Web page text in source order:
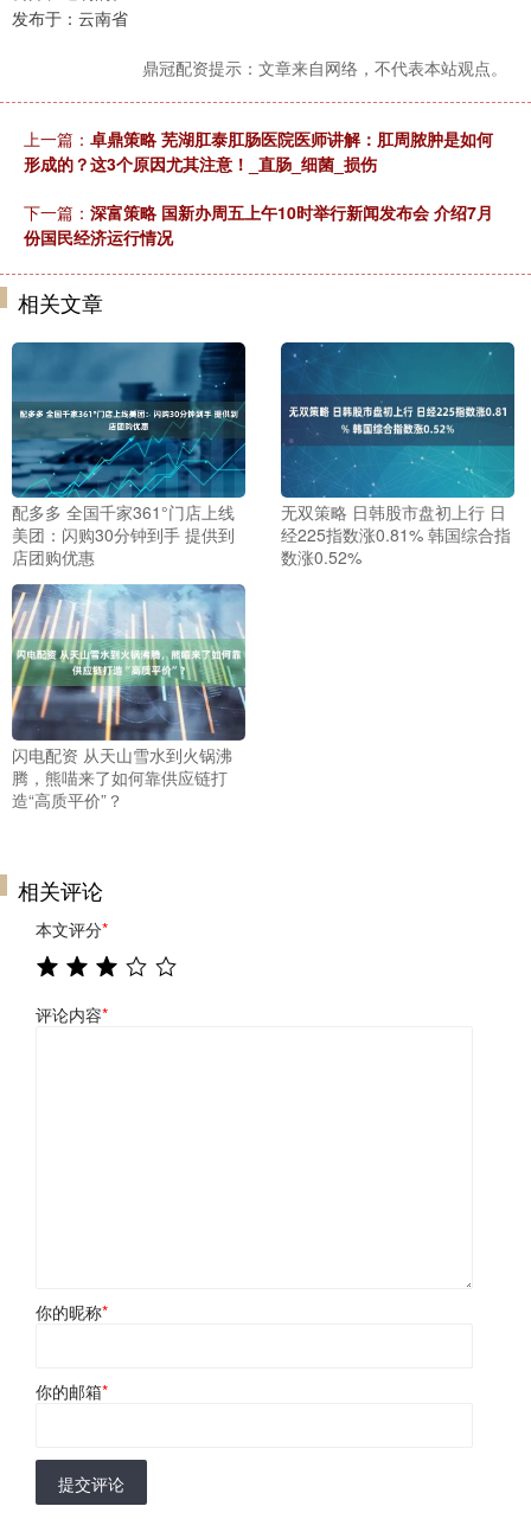
发布于：云南省
鼎冠配资提示：文章来自网络，不代表本站观点。
上一篇： 卓鼎策略 芜湖肛泰肛肠医院医师讲解：肛周脓肿是如何
形成的？这3个原因尤其注意！_直肠_细菌_损伤
下一篇： 深富策略 国新办周五上午10时举行新闻发布会 介绍7月
份国民经济运行情况
相关文章
配多多 全国千家361°门店上线
美团：闪购30分钟到手 提供到
店团购优惠
无双策略 日韩股市盘初上行 日
经225指数涨0.81% 韩国综合指
数涨0.52%
闪电配资 从天山雪水到火锅沸
腾，熊喵来了如何靠供应链打
造“高质平价”？
相关评论
本文评分*
评论内容*
你的昵称*
你的邮箱*
提交评论